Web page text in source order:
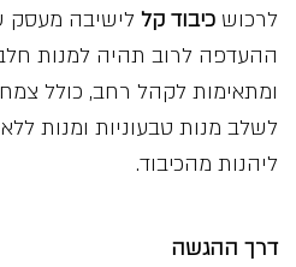
לרכוש כיבוד קל לישיבה מעסק
ההעדפה לרוב תהיה למנות
ומתאימות לקהל רחב, כולל
לשלב מנות טבעוניות ומנות ללא
ליהנות מהכיבוד.
דרך ההגשה